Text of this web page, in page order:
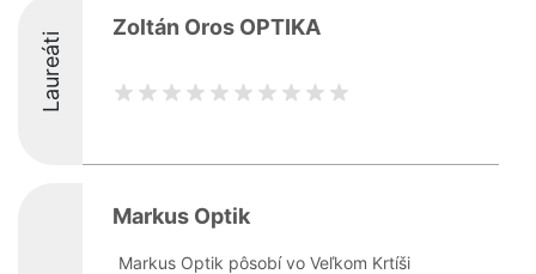
Laureáti
Zoltán Oros OPTIKA
Markus Optik
Markus Optik pôsobí vo Veľkom Krtíši